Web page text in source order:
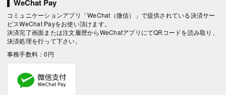
WeChat Pay
コミュニケーションアプリ「WeChat（微信）」で提供されている決済サー
ビスWeChat Payをお使い頂けます。
決済完了画面または注文履歴からWeChatアプリにてQRコードを読み取り、
決済処理を行って下さい。
事務手数料：0円